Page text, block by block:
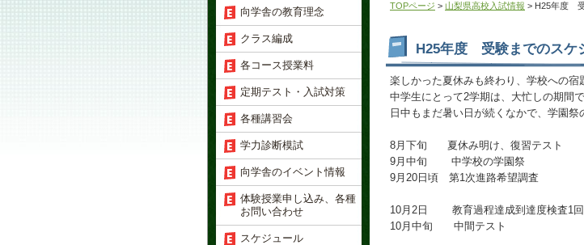
TOPページ > 山梨県高校入試情報 > H25年度
H25年度 受験までのスケ
楽しかった夏休みも終わり、学校への宿
中学生にとって2学期は、大忙しの期間で
日中もまだ暑い日が続くなかで、学園
8月下旬 夏休み明け、復習テスト
9月中旬 中学校の学園祭
9月20日頃 第1次進路希望調査
10月2日 教育過程達成到達度検査1回
10月中旬 中間テスト
向学舎の教育理念
クラス編成
各コース授業料
定期テスト・入試対策
各種講習会
学力診断模試
向学舎のイベント情報
体験授業申し込み、各種
お問い合わせ
スケジュール